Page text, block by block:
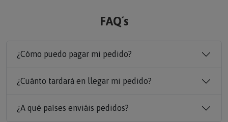
FAQ´s
¿Cómo puedo pagar mi pedido?
¿Cuánto tardará en llegar mi pedido?
¿A qué países enviáis pedidos?